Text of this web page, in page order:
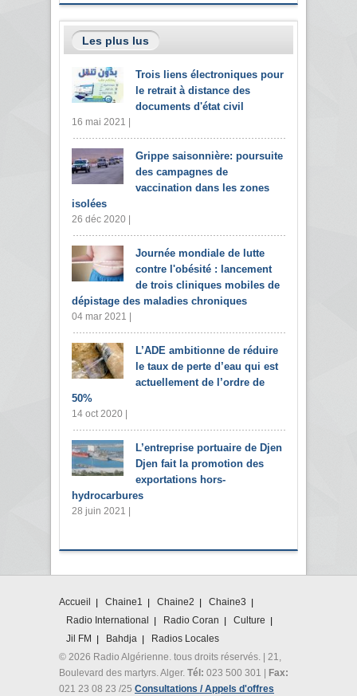
Les plus lus
Trois liens électroniques pour
le retrait à distance des
documents d'état civil
16 mai 2021 |
Grippe saisonnière: poursuite
des campagnes de
vaccination dans les zones
isolées
26 déc 2020 |
Journée mondiale de lutte
contre l'obésité : lancement
de trois cliniques mobiles de
dépistage des maladies chroniques
04 mar 2021 |
L’ADE ambitionne de réduire
le taux de perte d’eau qui est
actuellement de l’ordre de
50%
14 oct 2020 |
L’entreprise portuaire de Djen
Djen fait la promotion des
exportations hors-
hydrocarbures
28 juin 2021 |
Accueil Chaine1 Chaine2
Chaine3
Radio International
Radio Coran
Culture
Jil FM
Bahdja
Radios Locales
© 2026 Radio Algérienne. tous droits réservés. | 21,
Boulevard des martyrs. Alger. Tél: 023 500 301 | Fax:
021 23 08 23 /25 Consultations / Appels d'offres